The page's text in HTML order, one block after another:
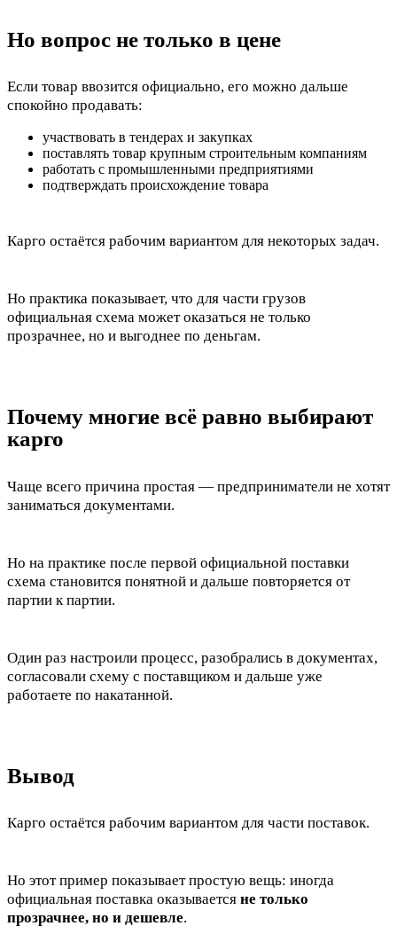
Но вопрос не только в цене
Если товар ввозится официально, его можно дальше
спокойно продавать:
участвовать в тендерах и закупках
поставлять товар крупным строительным компаниям
работать с промышленными предприятиями
подтверждать происхождение товара
Карго остаётся рабочим вариантом для некоторых задач.
Но практика показывает, что для части грузов
официальная схема может оказаться не только
прозрачнее, но и выгоднее по деньгам.
Почему многие всё равно выбирают
карго
Чаще всего причина простая — предприниматели не хотят
заниматься документами.
Но на практике после первой официальной поставки
схема становится понятной и дальше повторяется от
партии к партии.
Один раз настроили процесс, разобрались в документах,
согласовали схему с поставщиком и дальше уже
работаете по накатанной.
Вывод
Карго остаётся рабочим вариантом для части поставок.
Но этот пример показывает простую вещь: иногда
официальная поставка оказывается не только
прозрачнее, но и дешевле.